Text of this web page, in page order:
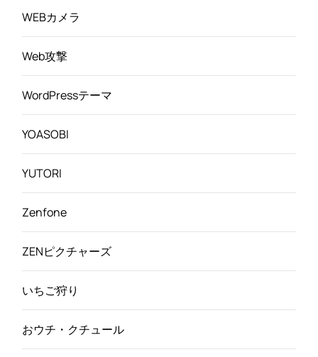
WEBカメラ
Web攻撃
WordPressテーマ
YOASOBI
YUTORI
Zenfone
ZENピクチャーズ
いちご狩り
おウチ・クチュール